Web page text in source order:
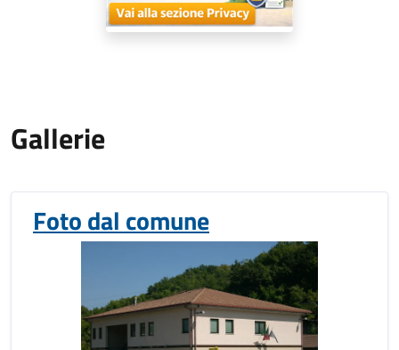
Gallerie
Foto dal comune